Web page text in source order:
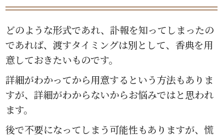
どのような形式であれ、訃報を知ってしまったの
であれば、渡すタイミングは別として、香典を用
意しておきたいものです。
詳細がわかってから用意するという方法もありま
すが、詳細がわからないからお悩みではと思われ
ます。
後で不要になってしまう可能性もありますが、慌